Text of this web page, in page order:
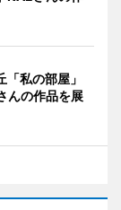
私の部屋」
んの作品を展